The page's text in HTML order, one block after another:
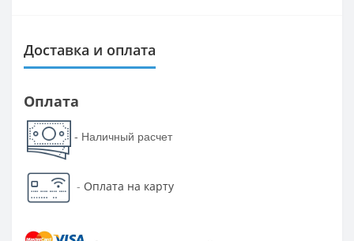
Доставка и оплата
Оплата
- Наличный расчет
- Оплата на карту